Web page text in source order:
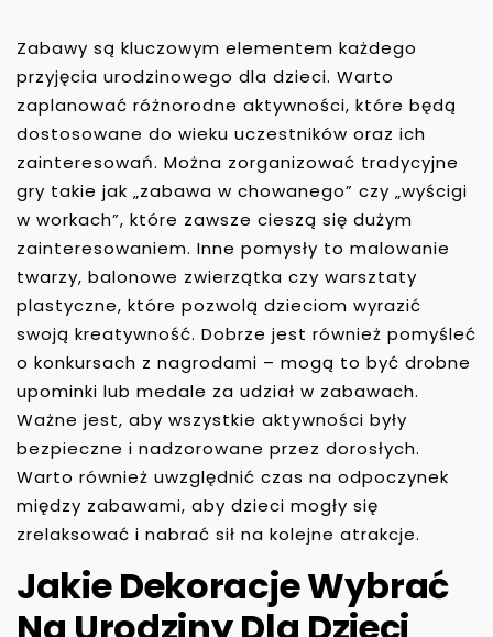
Zabawy są kluczowym elementem każdego
przyjęcia urodzinowego dla dzieci. Warto
zaplanować różnorodne aktywności, które będą
dostosowane do wieku uczestników oraz ich
zainteresowań. Można zorganizować tradycyjne
gry takie jak „zabawa w chowanego” czy „wyścigi
w workach”, które zawsze cieszą się dużym
zainteresowaniem. Inne pomysły to malowanie
twarzy, balonowe zwierzątka czy warsztaty
plastyczne, które pozwolą dzieciom wyrazić
swoją kreatywność. Dobrze jest również pomyśleć
o konkursach z nagrodami – mogą to być drobne
upominki lub medale za udział w zabawach.
Ważne jest, aby wszystkie aktywności były
bezpieczne i nadzorowane przez dorosłych.
Warto również uwzględnić czas na odpoczynek
między zabawami, aby dzieci mogły się
zrelaksować i nabrać sił na kolejne atrakcje.
Jakie Dekoracje Wybrać